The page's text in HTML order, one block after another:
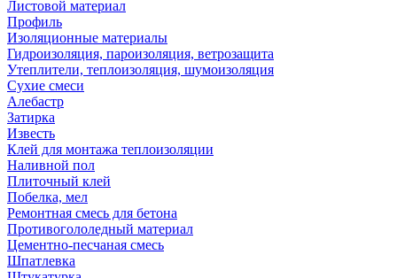
Листовой материал
Профиль
Изоляционные материалы
Гидроизоляция, пароизоляция, ветрозащита
Утеплители, теплоизоляция, шумоизоляция
Сухие смеси
Алебастр
Затирка
Известь
Клей для монтажа теплоизоляции
Наливной пол
Плиточный клей
Побелка, мел
Ремонтная смесь для бетона
Противогололедный материал
Цементно-песчаная смесь
Шпатлевка